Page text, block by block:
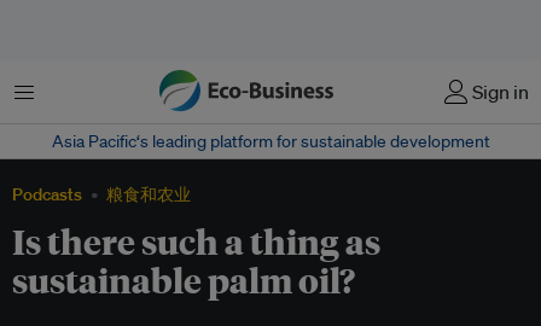
菜单 Sign in
Asia Pacific‘s leading platform for sustainable development
Podcasts 粮食和农业
Is there such a thing as
sustainable palm oil?